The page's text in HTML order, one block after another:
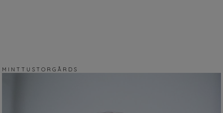
M I N T T U S T O R G Å R D S